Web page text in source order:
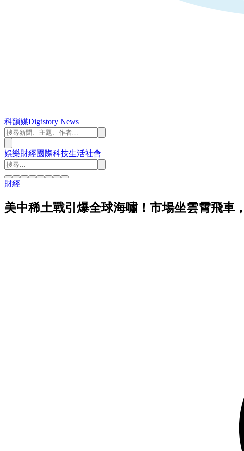
科韻媒Digistory News
娛樂財經國際科技生活社會
財經
美中稀土戰引爆全球海嘯！市場坐雲霄飛車